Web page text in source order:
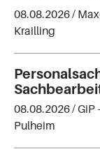
08.08.2026 /
Krailling
08.08.2026 /GiP
Pulheim